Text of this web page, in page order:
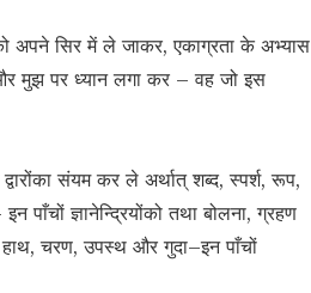
अपने सिर में ले जाकर, एकाग्रता के अभ्यास
मुझ पर ध्यान लगा कर – वह जो इस
संयम कर ले अर्थात् शब्द, स्पर्श, रूप,
पाँचों ज्ञानेन्द्रियोंको तथा बोलना, ग्रहण
चरण, उपस्थ और गुदा–इन पाँचों